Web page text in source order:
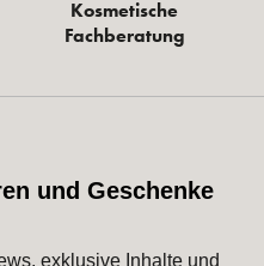
Kosmetische
Fachberatung
und Geschenke
exklusive Inhalte und